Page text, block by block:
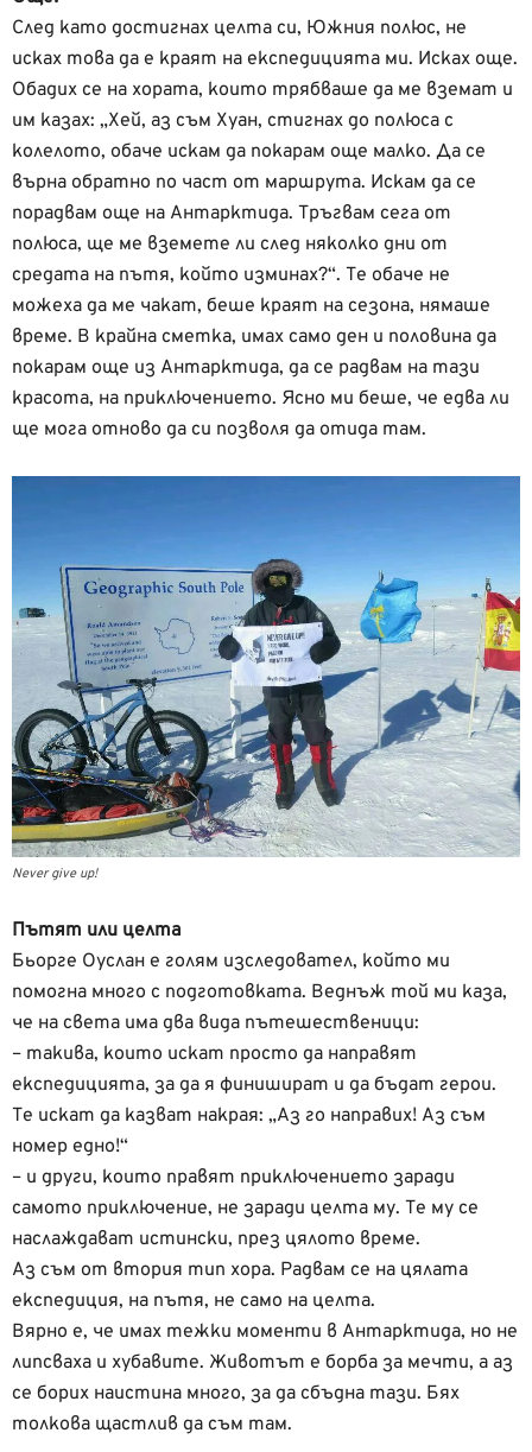
След като достигнах целта си, Южния полюс, не
исках това да е краят на експедицията ми. Исках още.
Обадих се на хората, които трябваше да ме вземат и
им казах: „Хей, аз съм Хуан, стигнах до полюса с
колелото, обаче искам да покарам още малко. Да се
върна обратно по част от маршрута. Искам да се
порадвам още на Антарктида. Тръгвам сега от
полюса, ще ме вземете ли след няколко дни от
средата на пътя, който изминах?“. Те обаче не
можеха да ме чакат, беше краят на сезона, нямаше
време. В крайна сметка, имах само ден и половина да
покарам още из Антарктида, да се радвам на тази
красота, на приключението. Ясно ми беше, че едва ли
ще мога отново да си позволя да отида там.
Never give up!
Пътят или целта
Бьорге Оуслан е голям изследовател, който ми
помогна много с подготовката. Веднъж той ми каза,
че на света има два вида пътешественици:
– такива, които искат просто да направят
експедицията, за да я финишират и да бъдат герои.
Те искат да казват накрая: „Аз го направих! Аз съм
номер едно!“
– и други, които правят приключението заради
самото приключение, не заради целта му. Те му се
наслаждават истински, през цялото време.
Аз съм от втория тип хора. Радвам се на цялата
експедиция, на пътя, не само на целта.
Вярно е, че имах тежки моменти в Антарктида, но не
липсваха и хубавите. Животът е борба за мечти, а аз
се борих наистина много, за да сбъдна тази. Бях
толкова щастлив да съм там.